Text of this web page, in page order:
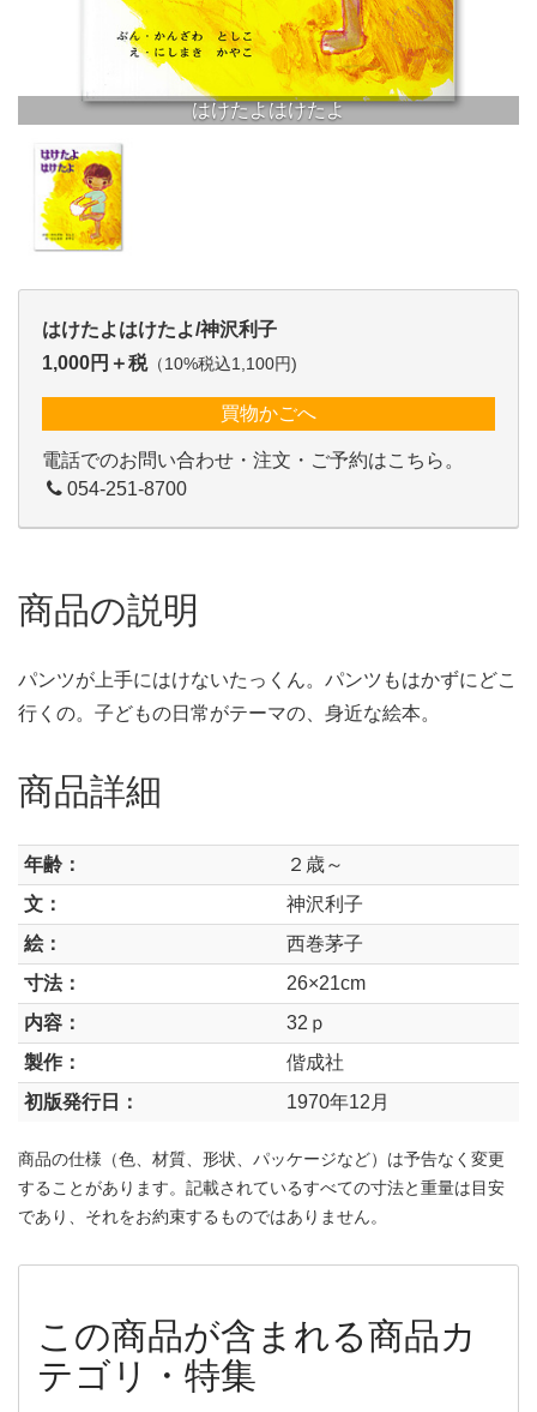
はけたよはけたよ
はけたよはけたよ/神沢利子
1,000円＋税（10%税込1,100円)
買物かごへ
電話でのお問い合わせ・注文・ご予約はこちら。
054-251-8700
商品の説明
パンツが上手にはけないたっくん。パンツもはかずにどこ
行くの。子どもの日常がテーマの、身近な絵本。
商品詳細
年齢：
２歳～
文：
神沢利子
絵：
西巻茅子
寸法：
26×21cm
内容：
32ｐ
製作：
偕成社
初版発行日：
1970年12月
商品の仕様（色、材質、形状、パッケージなど）は予告なく変更
することがあります。記載されているすべての寸法と重量は目安
であり、それをお約束するものではありません。
この商品が含まれる商品カ
テゴリ・特集